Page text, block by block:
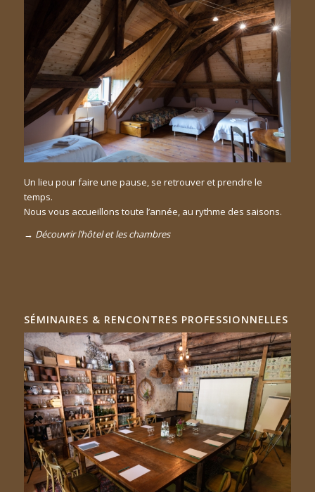
Un lieu pour faire une pause, se retrouver et prendre le
temps.
Nous vous accueillons toute l’année, au rythme des saisons.
→ Découvrir l’hôtel et les chambres
SÉMINAIRES & RENCONTRES PROFESSIONNELLES